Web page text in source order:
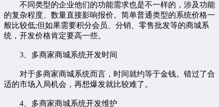
不同类型的企业他们的功能需求也是不一样的，涉及功能
的复杂程度、数量直接影响报价。简单普通类型的系统价格一
般比较低;但如果需要积分会员、分销、零售批发等的商城系
统，开发价格肯定要高一些。
3、多商家商城系统开发时间
对于多商家商城系统而言，时间就约等于金钱。错过了合
适的市场入局机会，再想爆发就比较难了。
4、多商家商城系统开发维护